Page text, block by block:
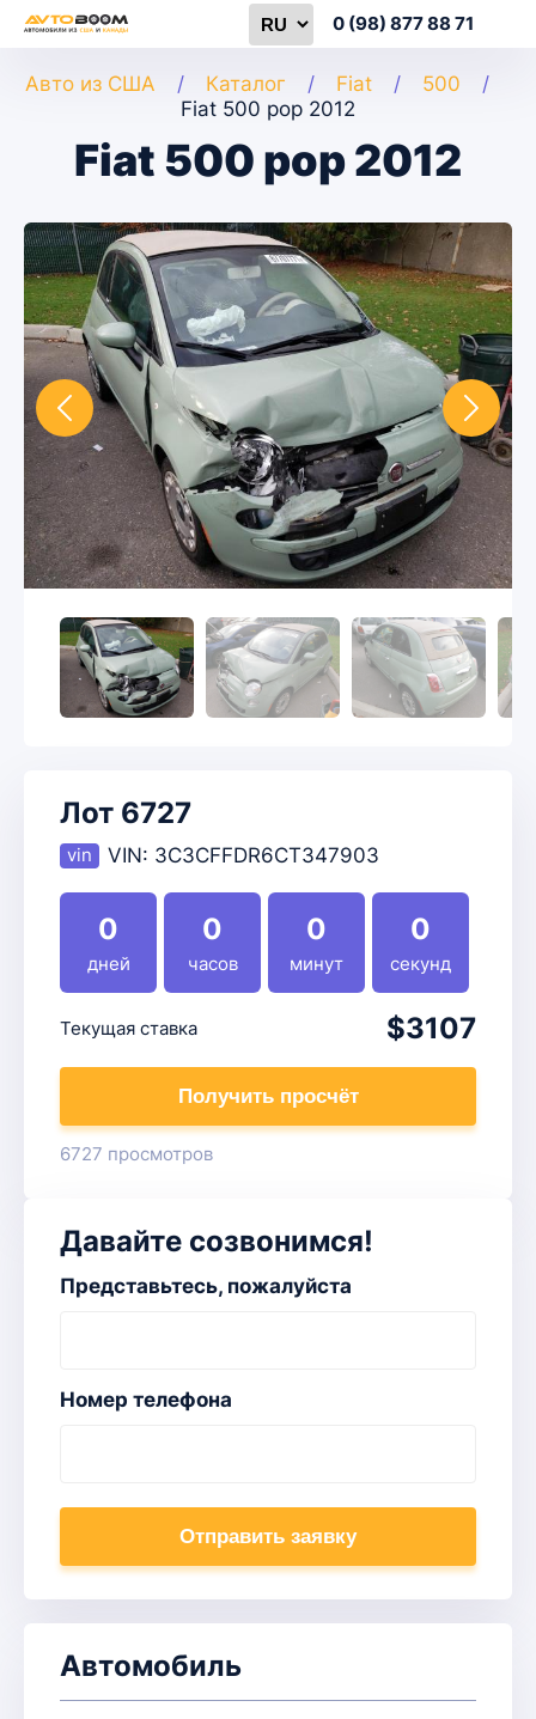
0 (98) 877 88 71
Авто из США Каталог Fiat
500
Fiat 500 pop 2012
Fiat 500 pop 2012
Лот 6727
VIN: 3C3CFFDR6CT347903
0
дней
0
часов
0
минут
0
секунд
Текущая ставка $3107
Получить просчёт
6727 просмотров
Давайте созвонимся!
Представьтесь, пожалуйста
Номер телефона
Отправить заявку
Автомобиль